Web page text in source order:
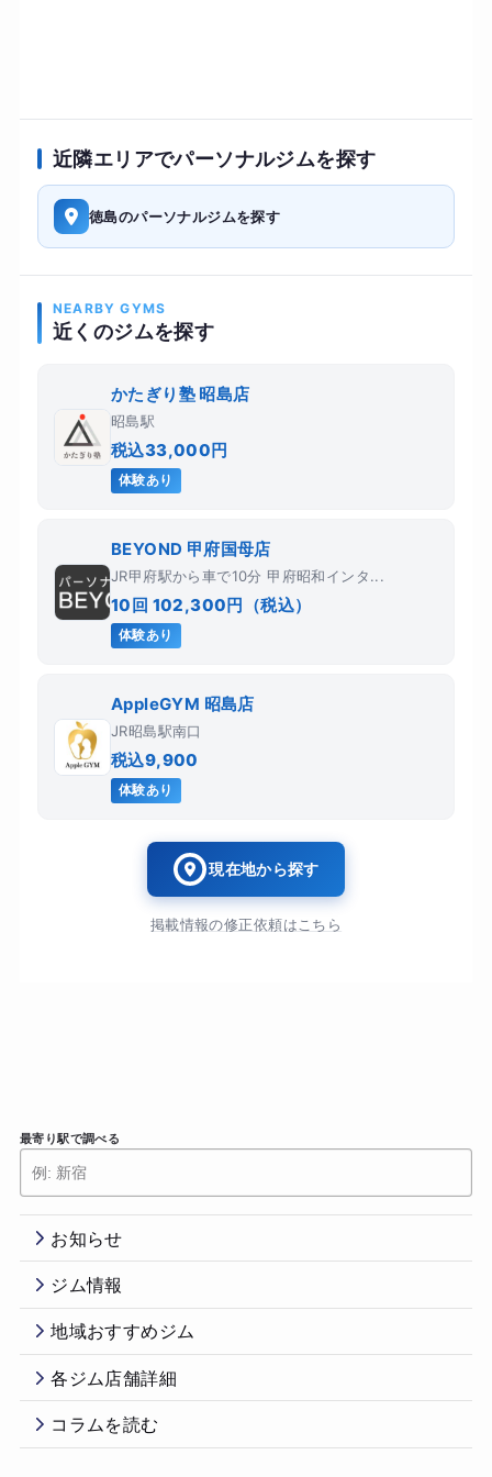
近隣エリアでパーソナルジムを探す
徳島のパーソナルジムを探す
NEARBY GYMS
近くのジムを探す
かたぎり塾 昭島店
昭島駅
税込33,000円
体験あり
BEYOND 甲府国母店
JR甲府駅から車で10分 甲府昭和インタ...
10回 102,300円（税込）
体験あり
AppleGYM 昭島店
JR昭島駅南口
税込9,900
体験あり
現在地から探す
掲載情報の修正依頼はこちら
最寄り駅で調べる
お知らせ
ジム情報
地域おすすめジム
各ジム店舗詳細
コラムを読む